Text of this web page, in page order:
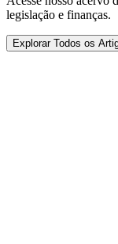
legislação e finanças.
Explorar Todos os